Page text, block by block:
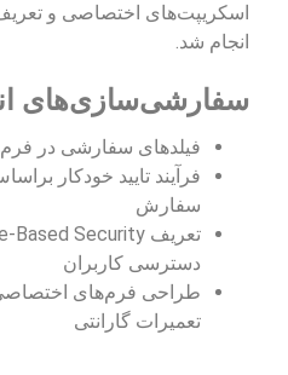
انجام شد.
سفارشی‌سازی‌های
فیلدهای سفارشی در
فرآیند تایید خودکار
سفارش
دسترسی کاربران
طراحی فرم‌های
تعمیرات گارانتی